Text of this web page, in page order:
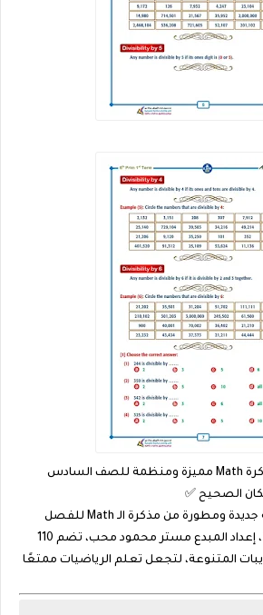
🎯 إذا كنت تبحث عن مذكرة Math مميزة ومنظمة للصف السادس
الصحيح ✅
📌 نقدم لك اليوم نسخة جديدة ومطورة من مذكرة الـ Math للفصل
الدراسي الأول لعام 2026، إعداد المبدع مستر محمود محب، تضم 110
المتنوعة، لتجعل تعلم الرياضيات ممتعًا